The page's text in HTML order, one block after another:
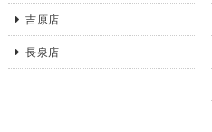
吉原店
長泉店